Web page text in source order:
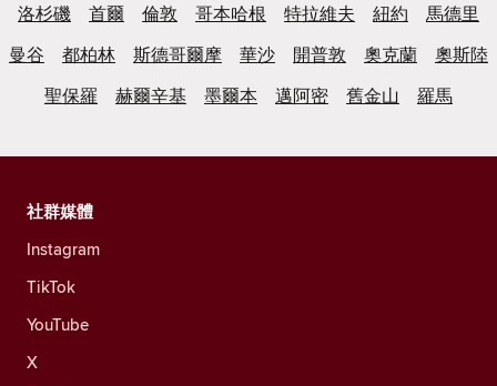
洛杉磯
首爾 倫敦 哥本哈根 特拉維夫 紐約
馬德里
曼谷
都柏林 斯德哥爾摩 華沙 開普敦 奧克蘭
奧斯陸
聖保羅
赫爾辛基 墨爾本 邁阿密 舊金山 羅馬
社群媒體
Instagram
TikTok
YouTube
X